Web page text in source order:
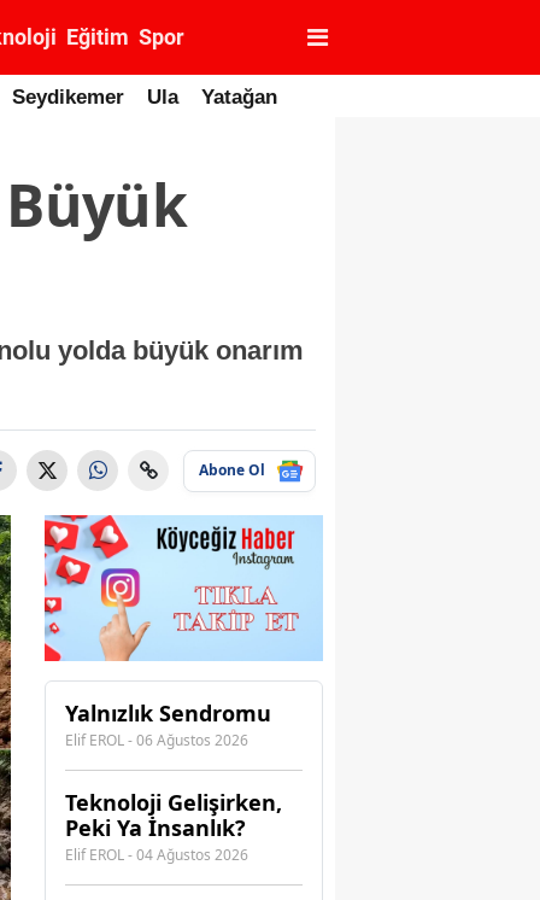
Eğitim Spor
Seydikemer Ula Yatağan
Büyük
yolda büyük onarım
Abone Ol
Yalnızlık Sendromu
Elif EROL - 06 Ağustos 2026
Teknoloji Gelişirken,
Peki Ya İnsanlık?
Elif EROL - 04 Ağustos 2026